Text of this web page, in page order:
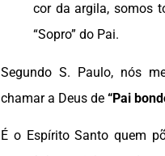
cor da argila, somos
“Sopro” do Pai.
Segundo S. Paulo, nós
chamar a Deus de “Pai
É o Espírito Santo quem